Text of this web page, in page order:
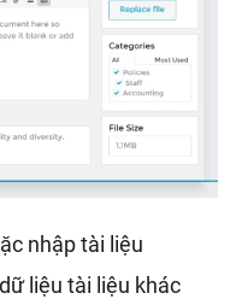
nhập tài liệu
liệu tài liệu khác